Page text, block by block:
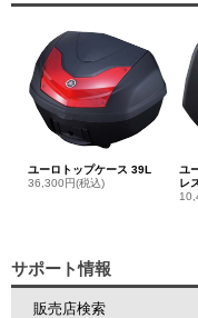
ユーロトップケース 39L
36,300円(税込)
ユ
レ
サポート情報
販売店検索